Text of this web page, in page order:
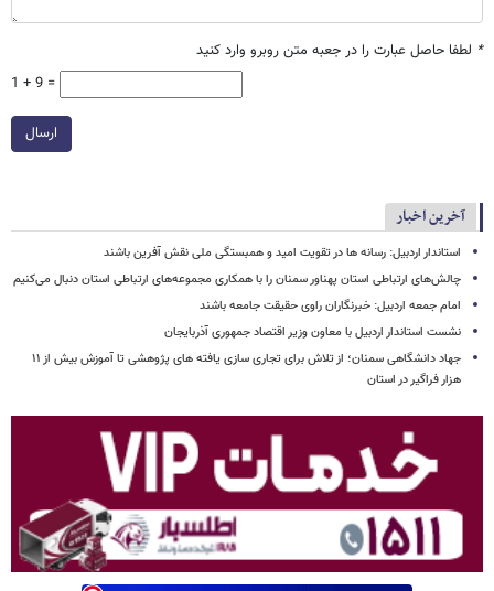
* لطفا حاصل عبارت را در جعبه متن روبرو وارد کنید
1 + 9 =
ارسال
آخرین اخبار
استاندار اردبیل: رسانه ها در تقویت امید و همبستگی ملی نقش‌ آفرین باشند
چالش‌های ارتباطی استان پهناور سمنان را با همکاری مجموعه‌های ارتباطی استان دنبال می‌کنیم
امام جمعه اردبیل: خبرنگاران راوی حقیقت جامعه باشند
نشست استاندار اردبیل با معاون وزیر اقتصاد جمهوری آذربایجان
جهاد دانشگاهی سمنان؛ از تلاش برای تجاری سازی یافته های پژوهشی تا آموزش بیش از ۱۱
هزار فراگیر در استان